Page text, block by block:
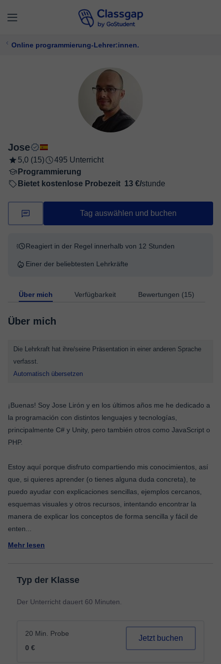
Online programmierung-Lehrer:innen.
Jose
5,0 (15)
495 Unterricht
Programmierung
Bietet kostenlose Probezeit 13 €/stunde
Tag auswählen und buchen
Reagiert in der Regel innerhalb von 12 Stunden
Einer der beliebtesten Lehrkräfte
Über mich Verfügbarkeit Bewertungen (15)
Über mich
Die Lehrkraft hat ihre/seine Präsentation in einer anderen Sprache
verfasst.
Automatisch übersetzen
¡Buenas! Soy Jose Lirón y en los últimos años me he dedicado a
la programación con distintos lenguajes y tecnologías,
principalmente C# y Unity, pero también otros como JavaScript o
PHP.
Estoy aquí porque disfruto compartiendo mis conocimientos, así
que, si quieres aprender (o tienes alguna duda concreta), te
puedo ayudar con explicaciones sencillas, ejemplos cercanos,
esquemas visuales y otros recursos, intentando encontrar la
manera de explicar los conceptos de forma sencilla y fácil de
enten
Mehr lesen
Typ der Klasse
Der Unterricht dauert 60 Minuten.
20 Min. Probe
0 €
Jetzt buchen